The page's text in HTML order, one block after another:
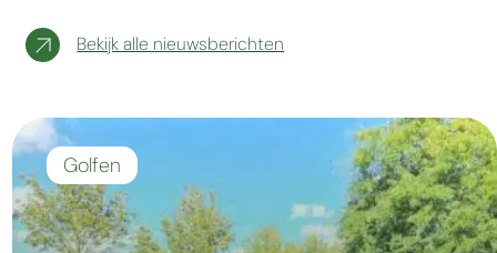
Bekijk alle nieuwsberichten
Golfen